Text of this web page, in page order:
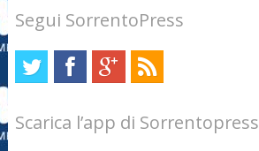
Segui SorrentoPress
Scarica l’app di Sorrentopress